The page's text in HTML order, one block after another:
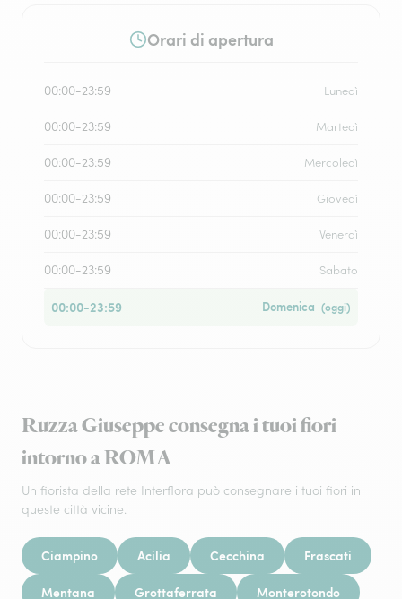
Orari di apertura
00:00-23:59 Lunedì
00:00-23:59 Martedì
00:00-23:59 Mercoledì
00:00-23:59 Giovedì
00:00-23:59 Venerdì
00:00-23:59 Sabato
00:00-23:59 Domenica (oggi)
Ruzza Giuseppe consegna i tuoi fiori
intorno a ROMA
Un fiorista della rete Interflora può consegnare i tuoi fiori in
queste città vicine.
Ciampino Acilia Cecchina Frascati
Mentana Grottaferrata Monterotondo